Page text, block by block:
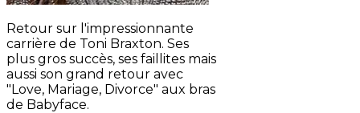
Retour sur l'impressionnante
carrière de Toni Braxton. Ses
plus gros succès, ses faillites mais
aussi son grand retour avec
"Love, Mariage, Divorce" aux bras
de Babyface.